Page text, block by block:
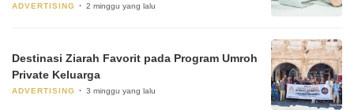
ADVERTISING 2 minggu yang lalu
Destinasi Ziarah Favorit pada Program Umroh
Private Keluarga
ADVERTISING 3 minggu yang lalu